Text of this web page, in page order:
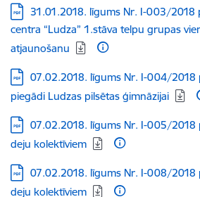
Lejupielādēt:
31.01.2018. līgums Nr. I-003/2018
centra “Ludza” 1.stāva telpu grupas
atjaunošanu
Lejupielādēt:
07.02.2018. līgums Nr. I-004/2018
piegādi Ludzas pilsētas ģimnāzijai
Lejupielādēt:
07.02.2018. līgums Nr. I-005/2018
deju kolektīviem
Lejupielādēt:
07.02.2018. līgums Nr. I-008/2018
deju kolektīviem